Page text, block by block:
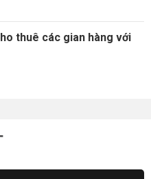
thuê các gian hàng với